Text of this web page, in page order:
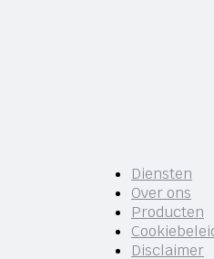
Diensten
Over ons
Producten
Disclaimer